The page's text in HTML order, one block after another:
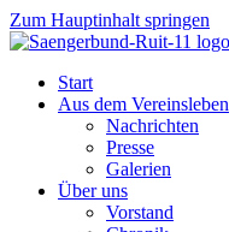
Zum Hauptinhalt springen
Start
Aus dem Vereinsleben
Nachrichten
Presse
Galerien
Über uns
Vorstand